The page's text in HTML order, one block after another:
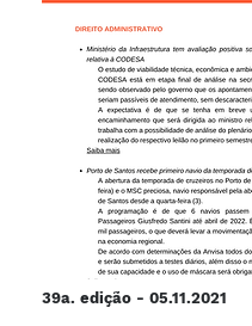
39a. edição - 05.11.2021